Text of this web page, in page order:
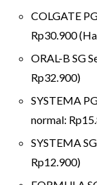
COLGATE
Rp30.900
ORAL-B SG
Rp32.900)
SYSTEMA
normal:
SYSTEMA
Rp12.900)